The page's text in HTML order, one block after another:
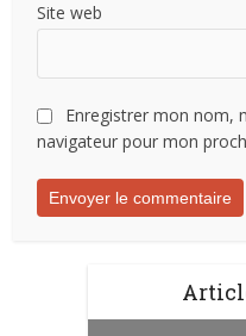
Site web
Enregistrer mon nom,
navigateur pour mon